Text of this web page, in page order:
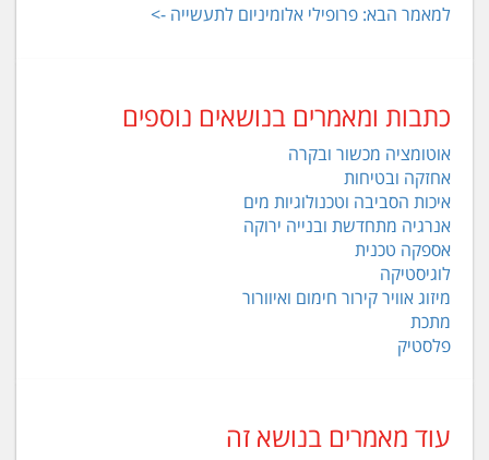
למאמר הבא: פרופילי אלומיניום לתעשייה ->
כתבות ומאמרים בנושאים נוספים
אוטומציה מכשור ובקרה
אחזקה ובטיחות
איכות הסביבה וטכנולוגיות מים
אנרגיה מתחדשת ובנייה ירוקה
אספקה טכנית
לוגיסטיקה
מיזוג אוויר קירור חימום ואיוורור
מתכת
פלסטיק
עוד מאמרים בנושא זה